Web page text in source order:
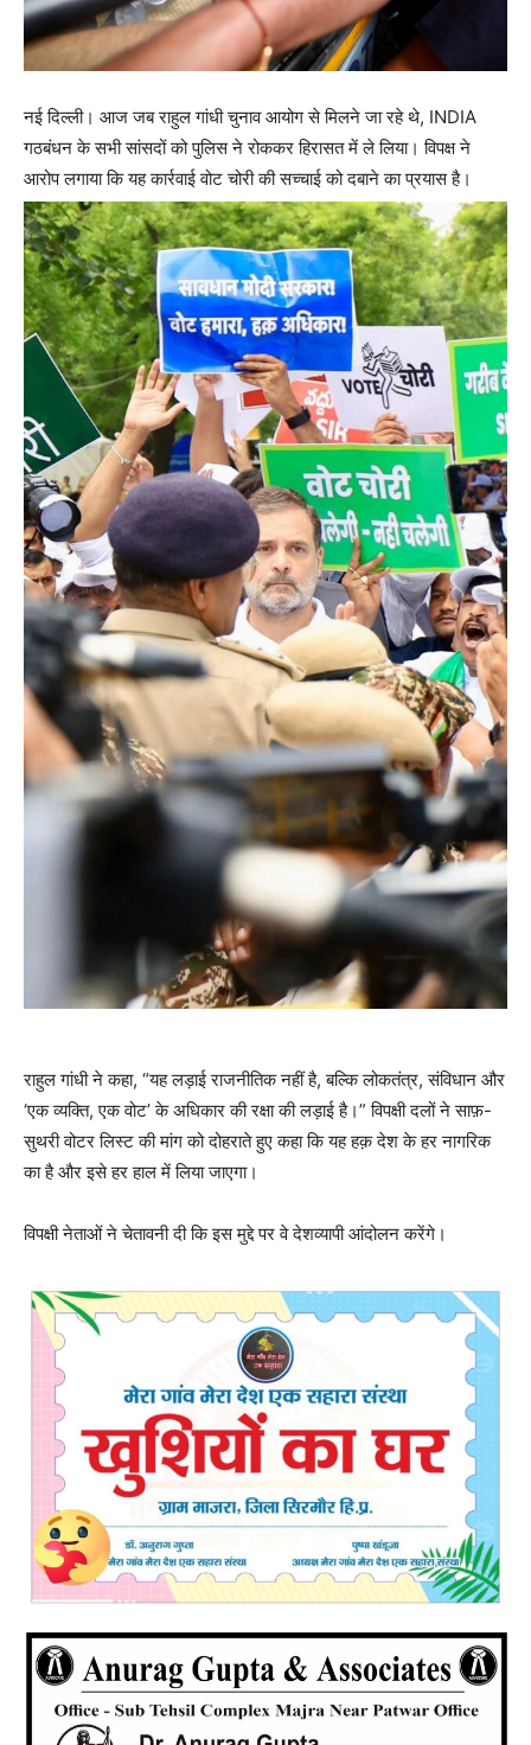
नई दिल्ली। आज जब राहुल गांधी चुनाव आयोग से मिलने जा रहे थे, INDIA
गठबंधन के सभी सांसदों को पुलिस ने रोककर हिरासत में ले लिया। विपक्ष ने
आरोप लगाया कि यह कार्रवाई वोट चोरी की सच्चाई को दबाने का प्रयास है।
राहुल गांधी ने कहा, “यह लड़ाई राजनीतिक नहीं है, बल्कि लोकतंत्र, संविधान और
‘एक व्यक्ति, एक वोट’ के अधिकार की रक्षा की लड़ाई है।” विपक्षी दलों ने साफ़-
सुथरी वोटर लिस्ट की मांग को दोहराते हुए कहा कि यह हक़ देश के हर नागरिक
का है और इसे हर हाल में लिया जाएगा।
विपक्षी नेताओं ने चेतावनी दी कि इस मुद्दे पर वे देशव्यापी आंदोलन करेंगे।